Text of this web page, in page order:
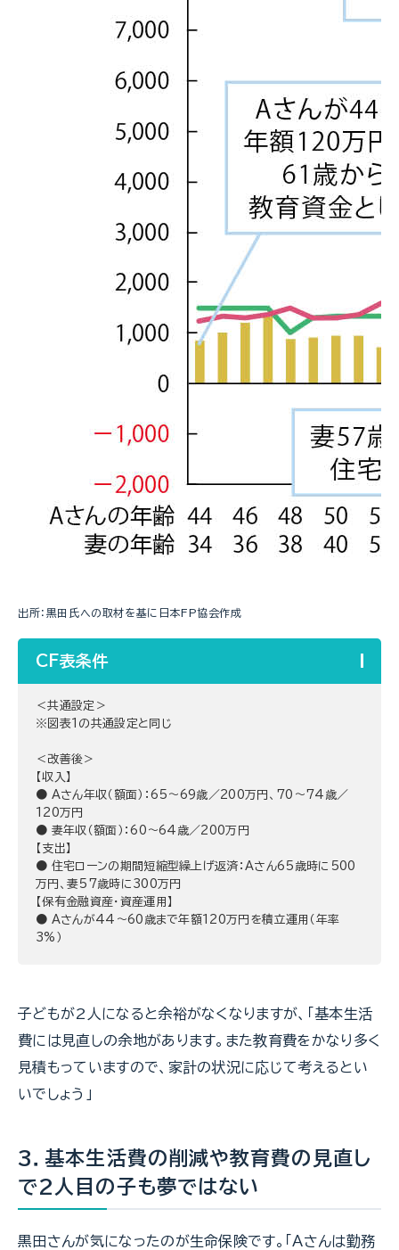
出所：黒田氏への取材を基に日本FP協会作成
CF表条件
＜共通設定＞
※図表1の共通設定と同じ
＜改善後＞
【収入】
● Aさん年収（額面）：65～69歳／200万円、70～74歳／
120万円
● 妻年収（額面）：60～64歳／200万円
【支出】
● 住宅ローンの期間短縮型繰上げ返済：Aさん65歳時に500
万円、妻57歳時に300万円
【保有金融資産・資産運用】
● Aさんが44～60歳まで年額120万円を積立運用（年率
3%）
子どもが2人になると余裕がなくなりますが、「基本生活
費には見直しの余地があります。また教育費をかなり多く
見積もっていますので、家計の状況に応じて考えるとい
いでしょう」
3．基本生活費の削減や教育費の見直し
で2人目の子も夢ではない
黒田さんが気になったのが生命保険です。「Ａさんは勤務